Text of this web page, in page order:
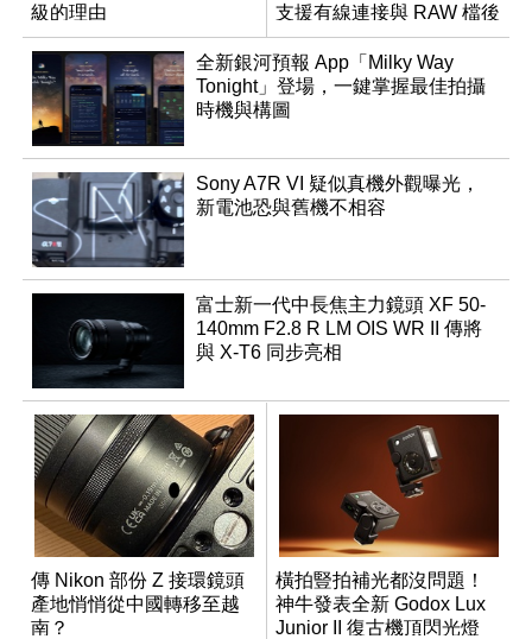
級的理由
支援有線連接與 RAW 檔後
製
全新銀河預報 App「Milky Way
Tonight」登場，一鍵掌握最佳拍攝
時機與構圖
Sony A7R VI 疑似真機外觀曝光，
新電池恐與舊機不相容
富士新一代中長焦主力鏡頭 XF 50-
140mm F2.8 R LM OIS WR II 傳將
與 X-T6 同步亮相
傳 Nikon 部份 Z 接環鏡頭
產地悄悄從中國轉移至越
南？
橫拍豎拍補光都沒問題！
神牛發表全新 Godox Lux
Junior II 復古機頂閃光燈